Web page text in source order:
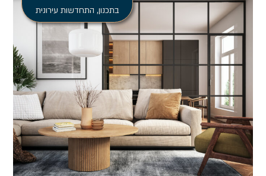
בתכנון, התחדשות עירונית